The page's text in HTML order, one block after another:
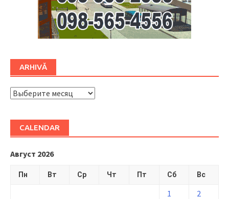
ARHIVĂ
ARHIVĂ
CALENDAR
Август 2026
Пн Вт Ср Чт Пт Сб Вс
1
2